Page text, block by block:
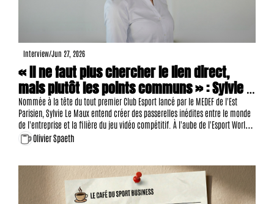
Interview/Jun 27, 2026
« Il ne faut plus chercher le lien direct,
mais plutôt les points communs » : Sylvie
Le Maux et le MEDEF bâtissent un pont
entre l'économie traditionnelle et l'e-sport
Nommée à la tête du tout premier Club Esport lancé par le MEDEF de l'Est
Parisien, Sylvie Le Maux entend créer des passerelles inédites entre le monde
de l'entreprise et la filière du jeu vidéo compétitif. À l'aube de l'Esport World
Cup 2026 à Paris, cette figure reconnue du sport institutionnel détaille sa
vision et ses ambitions pour structurer un écosystème en pleine explosion
Olivier Spaeth